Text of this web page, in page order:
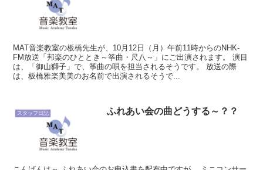
MAT音楽教室の板橋先生が、10月12日（月）午前11時からのNHK-
FM放送「邦楽のひととき～筝曲・尺八～」にご出演されます。 演目
は、「御山獅子」で、筝曲の唄を担当されるそうです。 放送の際
は、板橋雅楽美美のお名前で出演されるそうで...
スタッフ日記 ふれあい会の曲どうする～？？